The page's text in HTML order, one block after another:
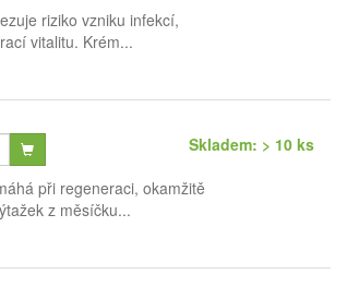
riziko vzniku infekcí,
vitalitu. Krém...
Skladem: > 10 ks
při regeneraci, okamžitě
z měsíčku...